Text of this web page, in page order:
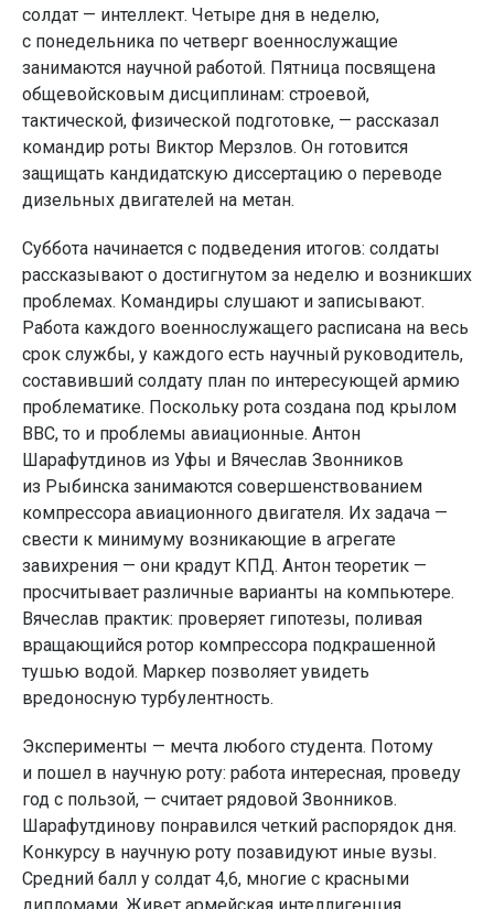
солдат — интеллект. Четыре дня в неделю,
с понедельника по четверг военнослужащие
занимаются научной работой. Пятница посвящена
общевойсковым дисциплинам: строевой,
тактической, физической подготовке, — рассказал
командир роты Виктор Мерзлов. Он готовится
защищать кандидатскую диссертацию о переводе
дизельных двигателей на метан.
Суббота начинается с подведения итогов: солдаты
рассказывают о достигнутом за неделю и возникших
проблемах. Командиры слушают и записывают.
Работа каждого военнослужащего расписана на весь
срок службы, у каждого есть научный руководитель,
составивший солдату план по интересующей армию
проблематике. Поскольку рота создана под крылом
ВВС, то и проблемы авиационные. Антон
Шарафутдинов из Уфы и Вячеслав Звонников
из Рыбинска занимаются совершенствованием
компрессора авиационного двигателя. Их задача —
свести к минимуму возникающие в агрегате
завихрения — они крадут КПД. Антон теоретик —
просчитывает различные варианты на компьютере.
Вячеслав практик: проверяет гипотезы, поливая
вращающийся ротор компрессора подкрашенной
тушью водой. Маркер позволяет увидеть
вредоносную турбулентность.
Эксперименты — мечта любого студента. Потому
и пошел в научную роту: работа интересная, проведу
год с пользой, — считает рядовой Звонников.
Шарафутдинову понравился четкий распорядок дня.
Конкурсу в научную роту позавидуют иные вузы.
Средний балл у солдат 4,6, многие с красными